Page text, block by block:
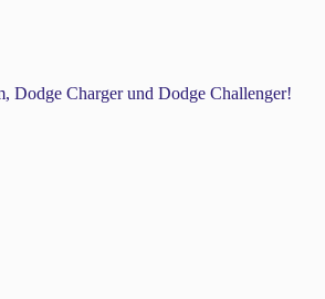
Dodge Charger und Dodge Challenger!